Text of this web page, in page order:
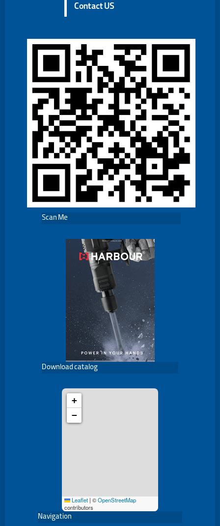
Contact US
Scan Me
Download catalog
+
−
Leaflet | ©OpenStreetMap
contributors
Navigation